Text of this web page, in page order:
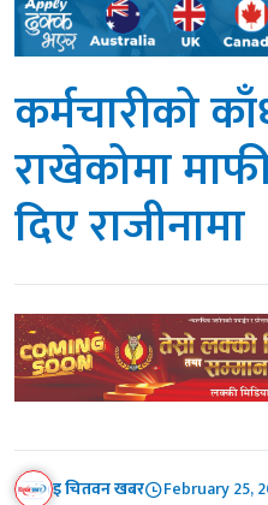
कर्मचारीको
राखेकोमा
दिए राजीनामा
इ चितवन खबर February 25,